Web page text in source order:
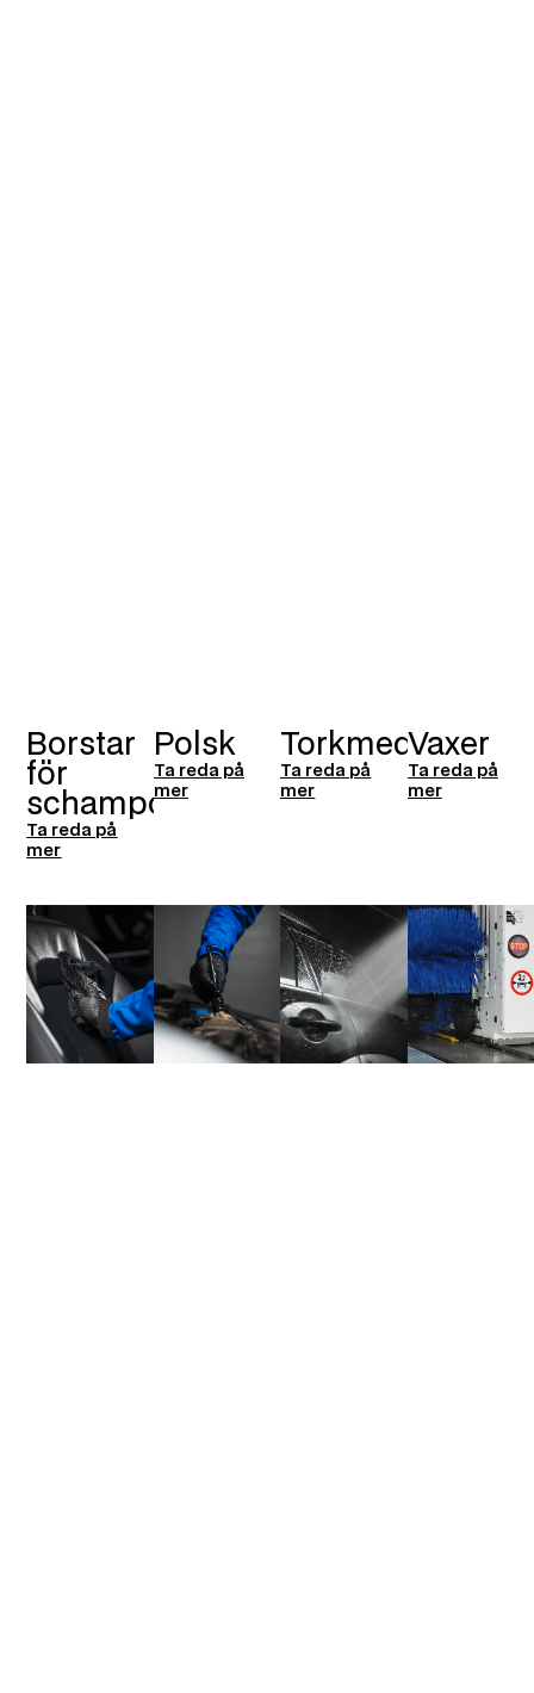
Borstar
för
schampo
Ta reda på
mer
Polsk
Ta reda på
mer
Torkmedel
Ta reda på
mer
Vaxer
Ta reda på
mer